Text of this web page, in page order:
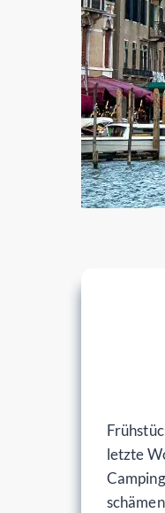
letzte